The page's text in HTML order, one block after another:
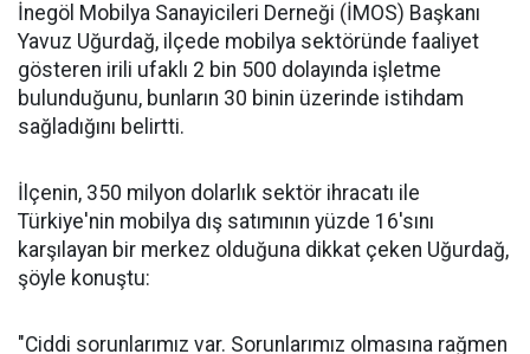
İnegöl Mobilya Sanayicileri Derneği (İMOS) Başkanı
Yavuz Uğurdağ, ilçede mobilya sektöründe faaliyet
gösteren irili ufaklı 2 bin 500 dolayında işletme
bulunduğunu, bunların 30 binin üzerinde istihdam
sağladığını belirtti.
İlçenin, 350 milyon dolarlık sektör ihracatı ile
Türkiye'nin mobilya dış satımının yüzde 16'sını
karşılayan bir merkez olduğuna dikkat çeken Uğurdağ,
şöyle konuştu:
"Ciddi sorunlarımız var. Sorunlarımız olmasına rağmen